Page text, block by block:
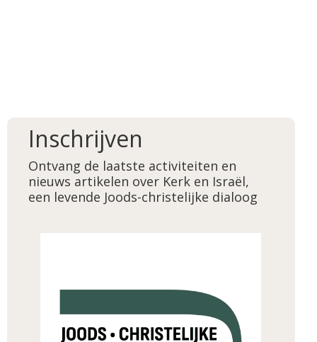
Inschrijven
Ontvang de laatste activiteiten en
nieuws artikelen over Kerk en Israël,
een levende Joods-christelijke dialoog